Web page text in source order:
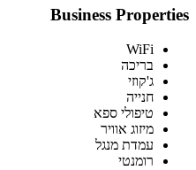
Business Properties
WiFi
בריכה
ג'קוזי
חנייה
טיפולי ספא
מיזוג אוויר
עמדת מנגל
רומנטי